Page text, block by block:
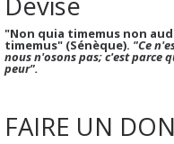
"Non quia timemus non
timemus" (Sénèque). "Ce
nous n'osons pas; c'est parce
peur".
FAIRE UN DON